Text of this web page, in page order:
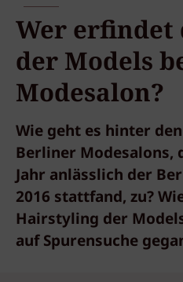
Wer erfindet
der Models
Modesalon?
Wie geht es hinter
Berliner Modesalons,
Jahr anlässlich der
2016 stattfand, zu?
Hairstyling der
auf Spurensuche